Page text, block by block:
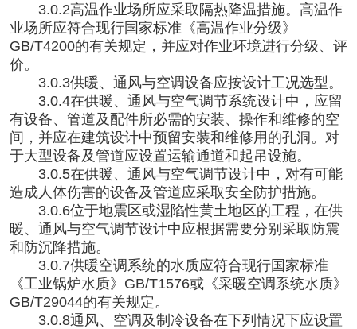
3.0.2高温作业场所应采取隔热降温措施。高温作
业场所应符合现行国家标准《高温作业分级》
GB/T4200的有关规定，并应对作业环境进行分级、评
价。
3.0.3供暖、通风与空调设备应按设计工况选型。
3.0.4在供暖、通风与空气调节系统设计中，应留
有设备、管道及配件所必需的安装、操作和维修的空
间，并应在建筑设计中预留安装和维修用的孔洞。对
于大型设备及管道应设置运输通道和起吊设施。
3.0.5在供暖、通风与空气调节设计中，对有可能
造成人体伤害的设备及管道应采取安全防护措施。
3.0.6位于地震区或湿陷性黄土地区的工程，在供
暖、通风与空气调节设计中应根据需要分别采取防震
和防沉降措施。
3.0.7供暖空调系统的水质应符合现行国家标准
《工业锅炉水质》GB/T1576或《采暖空调系统水质》
GB/T29044的有关规定。
3.0.8通风、空调及制冷设备在下列情况下应设置